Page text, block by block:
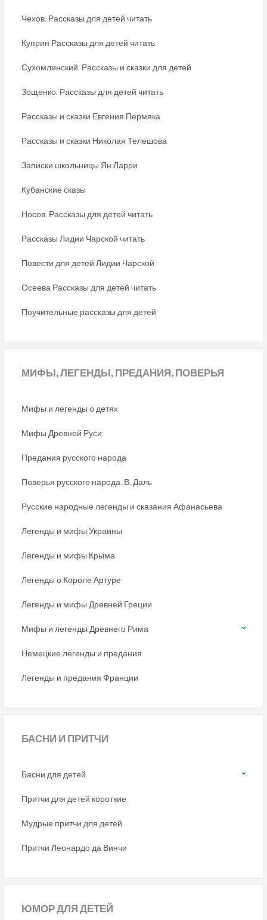
Чехов. Рассказы для детей читать
Куприн Рассказы для детей читать
Сухомлинский. Рассказы и сказки для детей
Зощенко. Рассказы для детей читать
Рассказы и сказки Евгения Пермяка
Рассказы и сказки Николая Телешова
Записки школьницы Ян Ларри
Кубанские сказы
Носов. Рассказы для детей читать
Рассказы Лидии Чарской читать
Повести для детей Лидии Чарской
Осеева Рассказы для детей читать
Поучительные рассказы для детей
МИФЫ,ЛЕГЕНДЫ, ПРЕДАНИЯ, ПОВЕРЬЯ
Мифы и легенды о детях
Мифы Древней Руси
Предания русского народа
Поверья русского народа. В. Даль
Русские народные легенды и сказания Афанасьева
Легенды и мифы Украины
Легенды и мифы Крыма
Легенды о Короле Артуре
Легенды и мифы Древней Греции
Мифы и легенды Древнего Рима
Немецкие легенды и предания
Легенды и предания Франции
БАСНИ И ПРИТЧИ
Басни для детей
Притчи для детей короткие
Мудрые притчи для детей
Притчи Леонардо да Винчи
ЮМОРДЛЯ ДЕТЕЙ